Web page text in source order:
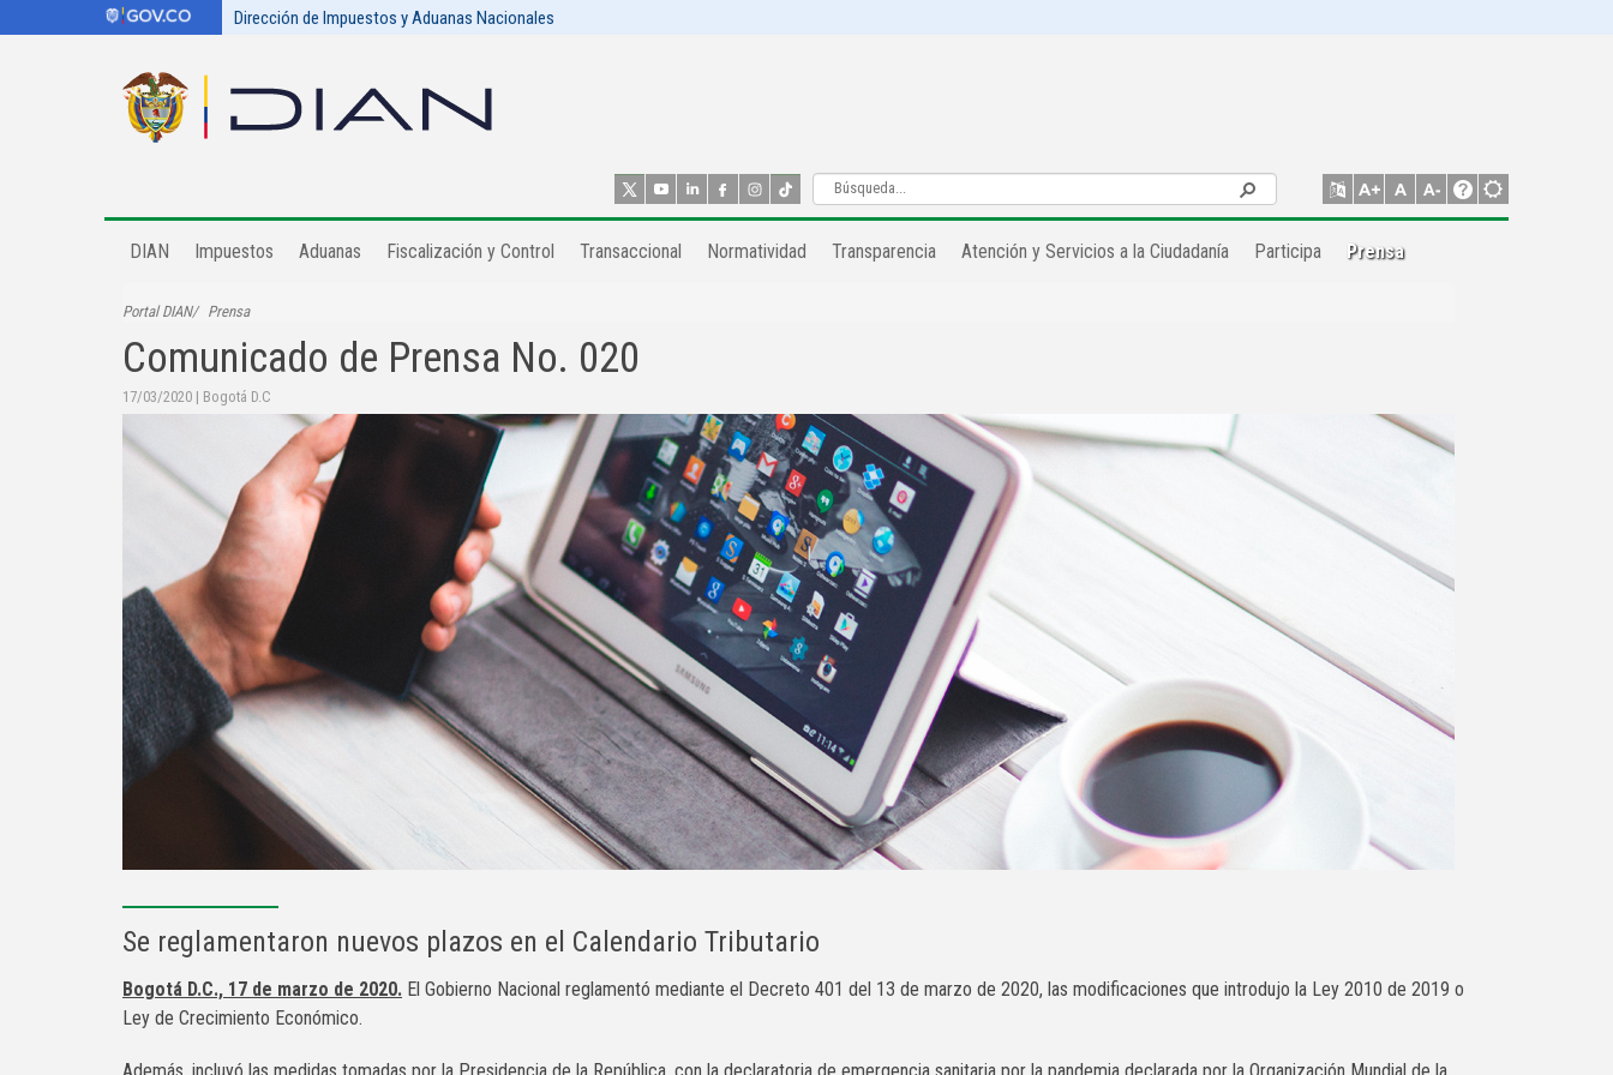
Dirección de Impuestos y Aduanas Nacionales
DIAN Impuestos Aduanas Fiscalización y Control​ Transaccional Normatividad Transparencia Atención y Servicios a la Ciudadanía Participa Prensa
Portal DIAN Prensa
Comunicado de Prensa No. 020
17/03/2020 | Bogotá D.C
Se reglamentaron nuevos plazos en el Calendario Tributario
Bogotá D.C., 17 de marzo de 2020. El Gobierno Nacional reglamentó mediante el Decreto 401 del 13 de marzo de 2020, las modificaciones que introdujo la Ley 2010 de 2019 o
Ley de Crecimiento Económico.